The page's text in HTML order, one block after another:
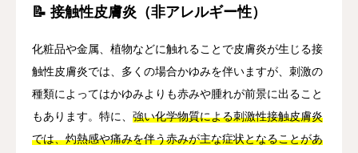
📝 接触性皮膚炎（非アレルギー性）
化粧品や金属、植物などに触れることで皮膚炎が生じる接
触性皮膚炎では、多くの場合かゆみを伴いますが、刺激の
種類によってはかゆみよりも赤みや腫れが前景に出ること
もあります。特に、 強い化学物質による刺激性接触皮膚炎
では、灼熱感や痛みを伴う赤みが主な症状となることがあ